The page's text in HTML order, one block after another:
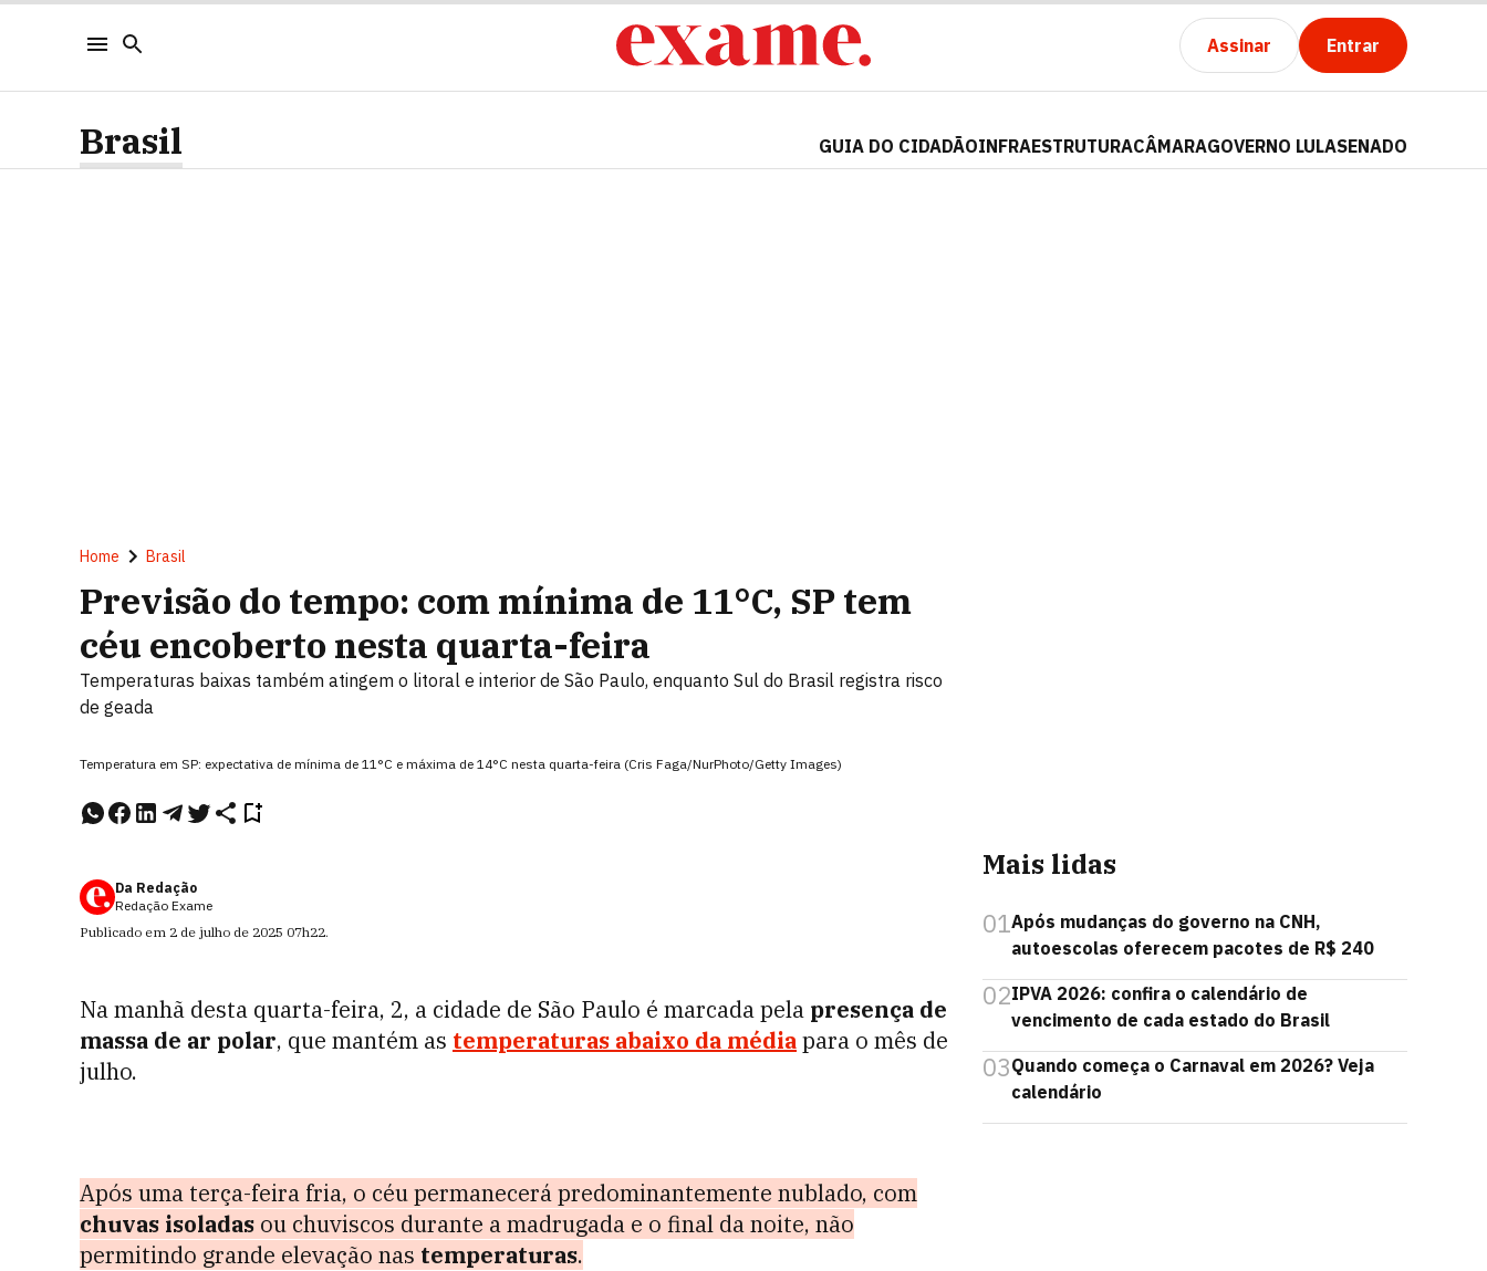
Assinar Entrar
Brasil GUIA DO CIDADÃOINFRAESTRUTURACÂMARAGOVERNO LULASENADO
Home Brasil
Previsão do tempo: com mínima de 11°C, SP tem
céu encoberto nesta quarta-feira
Temperaturas baixas também atingem o litoral e interior de São Paulo, enquanto Sul do Brasil registra risco
de geada
Temperatura em SP: expectativa de mínima de 11°C e máxima de 14°C nesta quarta-feira (Cris Faga/NurPhoto/Getty Images)
Da Redação
Redação Exame
Publicado em 2 de julho de 2025 07h22.
Na manhã desta quarta-feira, 2, a cidade de São Paulo é marcada pela presença de
massa de ar polar, que mantém as temperaturas abaixo da médiapara o mês de
julho.
Após uma terça-feira fria, o céu permanecerá predominantemente nublado, com
chuvas isoladas ou chuviscos durante a madrugada e o final da noite, não
permitindo grande elevação nas temperaturas.
Mais lidas
01Após mudanças do governo na CNH,
autoescolas oferecem pacotes de R$ 240
02IPVA 2026: confira o calendário de
vencimento de cada estado do Brasil
03Quando começa o Carnaval em 2026? Veja
calendário